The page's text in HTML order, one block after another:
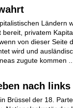
Ländern
bereit, privatem
von dieser Seite
wird und
zugute kommen
nach links
Brüssel der 18.